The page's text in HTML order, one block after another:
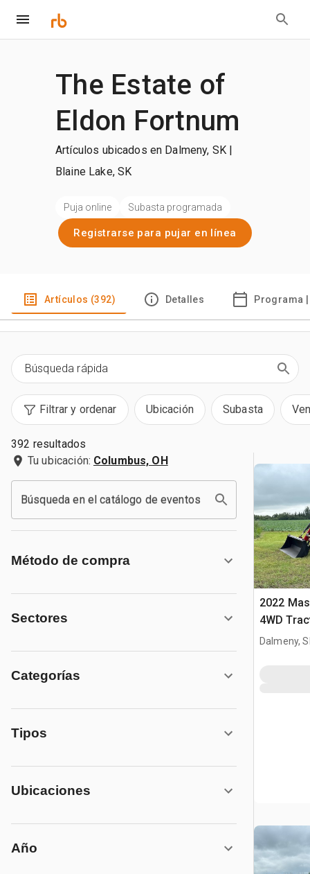
The Estate of
Eldon Fortnum
Artículos ubicados en Dalmeny, SK |
Blaine Lake, SK
Puja online Subasta programada
Registrarse para pujar en línea
Artículos (392) Detalles Programa
Filtrar y ordenar Ubicación Subasta
392 resultados
Tu ubicación: Columbus, OH
Búsqueda en el catálogo de eventos
Método de compra
Sectores
Categorías
Tipos
Ubicaciones
Año
2022
4WD
Dalmeny,